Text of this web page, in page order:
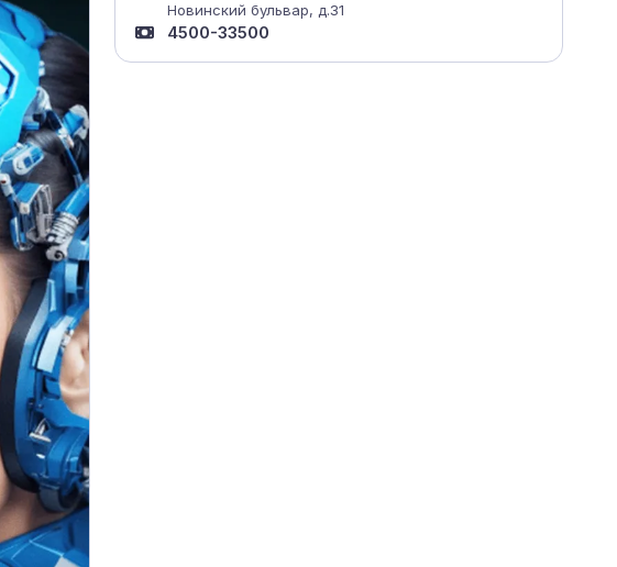
Новинский бульвар, д.31
4500-33500